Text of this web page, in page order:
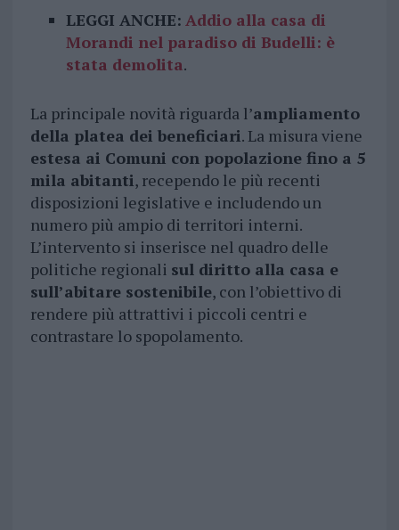
LEGGI ANCHE: Addio alla casa di
Morandi nel paradiso di Budelli: è
stata demolita.
La principale novità riguarda l’ampliamento
della platea dei beneficiari. La misura viene
estesa ai Comuni con popolazione fino a 5
mila abitanti, recependo le più recenti
disposizioni legislative e includendo un
numero più ampio di territori interni.
L’intervento si inserisce nel quadro delle
politiche regionali sul diritto alla casa e
sull’abitare sostenibile, con l’obiettivo di
rendere più attrattivi i piccoli centri e
contrastare lo spopolamento.